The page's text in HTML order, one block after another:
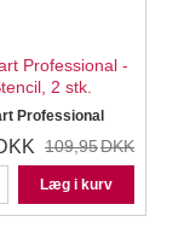
Professional -
2 stk.
Professional
109,95DKK
Læg i kurv